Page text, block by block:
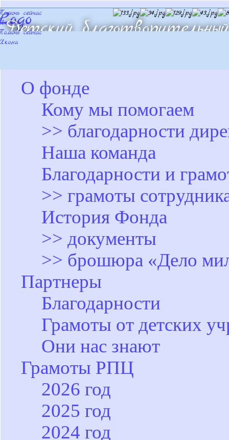
Детский
«Милосердие детям-
О фонде
Кому мы помогаем
>> благодарности
Наша команда
Благодарности и
>> грамоты
История Фонда
>> документы
>> брошюра «Дело
Партнеры
Благодарности
Грамоты от детских
Они нас знают
Грамоты РПЦ
2026 год
2025 год
2024 год